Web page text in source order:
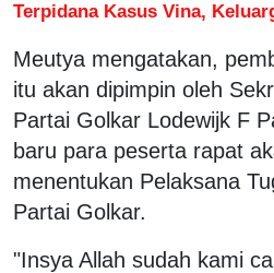
Terpidana Kasus Vina,
Meutya mengatakan,
itu akan dipimpin oleh
Partai Golkar Lodewijk F
baru para peserta rapat
menentukan Pelaksana
Partai Golkar.
"Insya Allah sudah kami